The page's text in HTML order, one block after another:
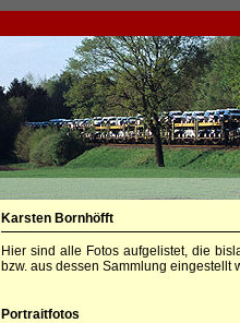
Karsten Bornhöfft
Hier sind alle Fotos aufgelistet, die
bzw. aus dessen Sammlung eingestellt
Portraitfotos